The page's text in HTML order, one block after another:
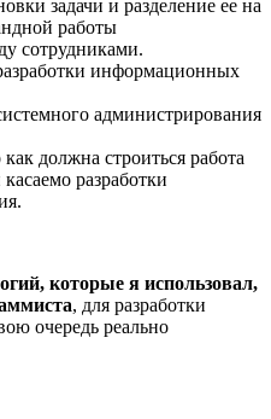
задачи и разделение ее на
работы
сотрудниками.
информационных
администрирования
должна строиться работа
разработки
которые я использовал,
, для разработки
очередь реально